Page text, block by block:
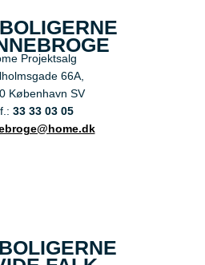
Projektsalg
66A,
København SV
33 33 03 05